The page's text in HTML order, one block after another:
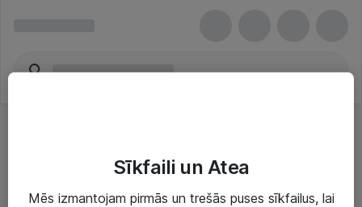
Sīkfaili un Atea
Mēs izmantojam pirmās un trešās puses sīkfailus, lai